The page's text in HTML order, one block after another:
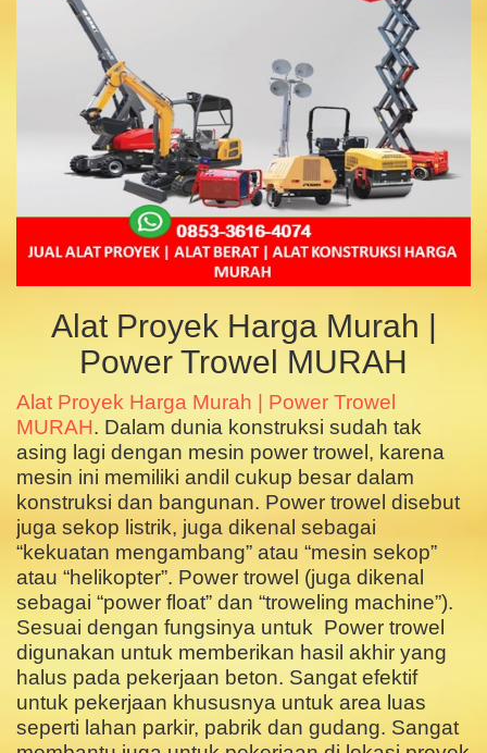
Alat Proyek Harga Murah |
Power Trowel MURAH
Alat Proyek Harga Murah | Power Trowel
MURAH. Dalam dunia konstruksi sudah tak
asing lagi dengan mesin power trowel, karena
mesin ini memiliki andil cukup besar dalam
konstruksi dan bangunan. Power trowel disebut
juga sekop listrik, juga dikenal sebagai
“kekuatan mengambang” atau “mesin sekop”
atau “helikopter”. Power trowel (juga dikenal
sebagai “power float” dan “troweling machine”).
Sesuai dengan fungsinya untuk Power trowel
digunakan untuk memberikan hasil akhir yang
halus pada pekerjaan beton. Sangat efektif
untuk pekerjaan khususnya untuk area luas
seperti lahan parkir, pabrik dan gudang. Sangat